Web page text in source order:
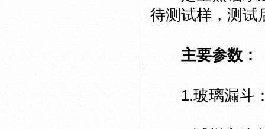
待测试样，测试
主要参数：
1.玻璃漏斗：